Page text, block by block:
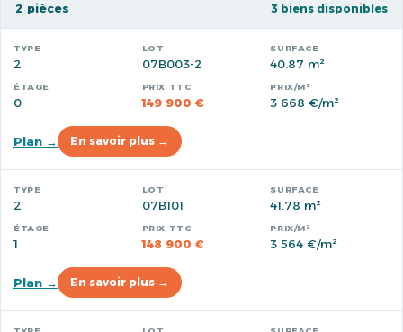
2 pièces 3 biens disponibles
2 07B003-2 40.87 m²
0 149 900 € 3 668 €/m²
Plan → En savoir plus →
2 07B101 41.78 m²
1 148 900 € 3 564 €/m²
Plan → En savoir plus →